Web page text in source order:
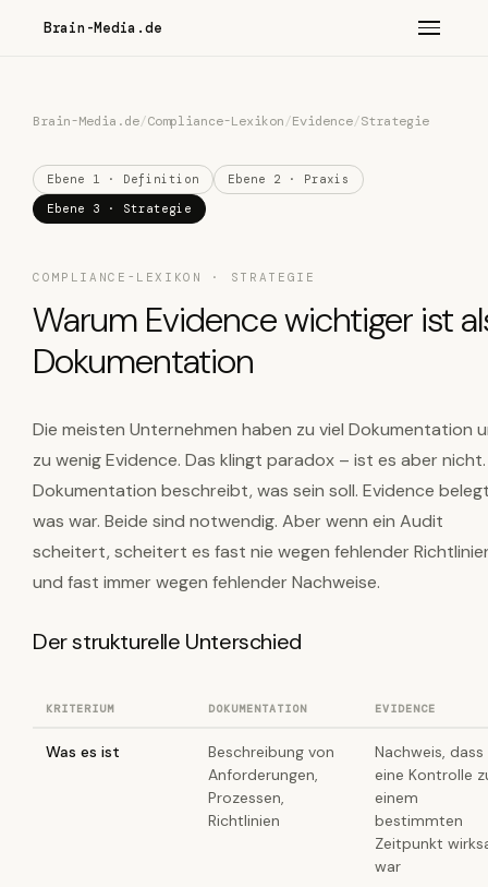
Brain-Media.de
Brain-Media.de/Compliance-Lexikon/Evidence/Strategie
Ebene 1 · Definition
Ebene 2 · Praxis
Ebene 3 · Strategie
COMPLIANCE-LEXIKON · STRATEGIE
Warum Evidence wichtiger ist
Dokumentation
Die meisten Unternehmen haben zu viel Dokumentation
zu wenig Evidence. Das klingt paradox – ist es aber nicht.
Dokumentation beschreibt, was sein soll. Evidence
was war. Beide sind notwendig. Aber wenn ein Audit
scheitert, scheitert es fast nie wegen fehlender
und fast immer wegen fehlender Nachweise.
Der strukturelle Unterschied
KRITERIUM DOKUMENTATION EVIDENCE
Was es ist
Beschreibung von
Anforderungen,
Prozessen,
Richtlinien
Nachweis, dass
eine Kontrolle
einem
bestimmten
Zeitpunkt
war